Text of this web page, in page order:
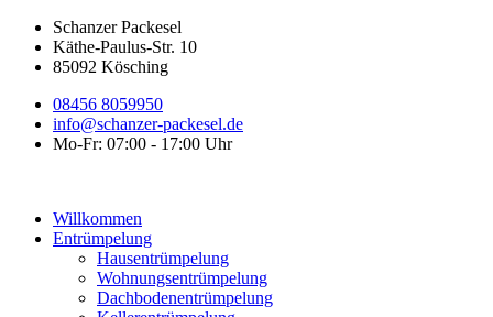
springen
Schanzer Packesel
Käthe-Paulus-Str. 10
85092 Kösching
08456 8059950
info@schanzer-packesel.de
Mo-Fr: 07:00 - 17:00 Uhr
Willkommen
Entrümpelung
Hausentrümpelung
Wohnungs­entrümpelung
Dachbodenentrümpelung